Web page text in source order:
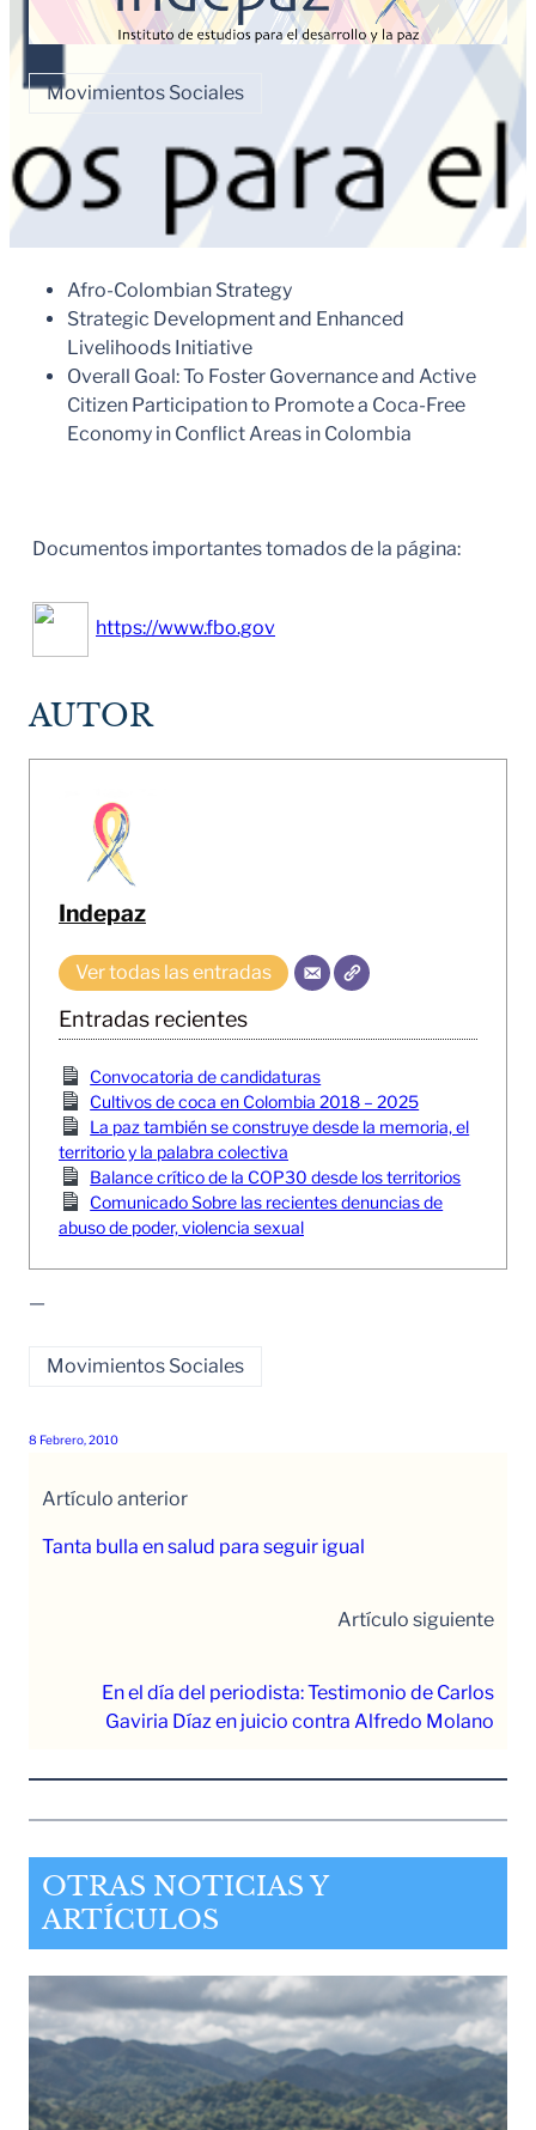
Movimientos Sociales
Afro-Colombian Strategy
Strategic Development and Enhanced
Livelihoods Initiative
Overall Goal: To Foster Governance and Active
Citizen Participation to Promote a Coca-Free
Economy in Conflict Areas in Colombia
Documentos importantes tomados de la página:
https://www.fbo.gov
AUTOR
Indepaz
Ver todas las entradas
Entradas recientes
Convocatoria de candidaturas
Cultivos de coca en Colombia 2018 – 2025
La paz también se construye desde la memoria, el
territorio y la palabra colectiva
Balance crítico de la COP30 desde los territorios
Comunicado Sobre las recientes denuncias de
abuso de poder, violencia sexual
—
Movimientos Sociales
8 Febrero, 2010
Artículo anterior
Tanta bulla en salud para seguir igual
Artículo siguiente
En el día del periodista: Testimonio de Carlos
Gaviria Díaz en juicio contra Alfredo Molano
OTRAS NOTICIAS Y
ARTÍCULOS